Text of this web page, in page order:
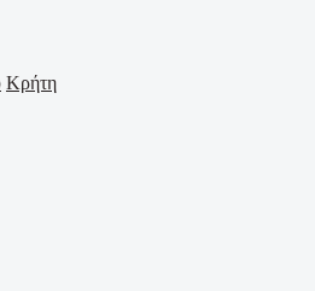
Κρήτη